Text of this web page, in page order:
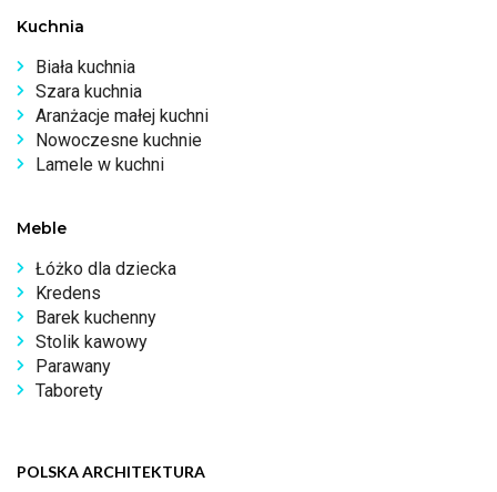
Kuchnia
Biała kuchnia
Szara kuchnia
Aranżacje małej kuchni
Nowoczesne kuchnie
Lamele w kuchni
Meble
Łóżko dla dziecka
Kredens
Barek kuchenny
Stolik kawowy
Parawany
Taborety
POLSKA ARCHITEKTURA